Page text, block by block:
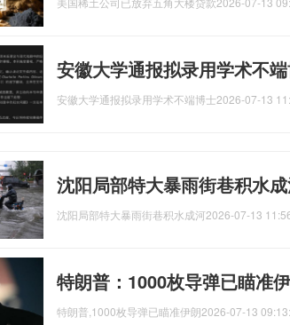
安徽大学通报拟录用学术不
安徽大学通报拟录用学术不端博士2026-07-13
沈阳局部特大暴雨街巷积水
沈阳局部特大暴雨街巷积水成河2026-07-13
特朗普：1000枚导弹已瞄准
特朗普,1000枚导弹已瞄准伊朗2026-07-13